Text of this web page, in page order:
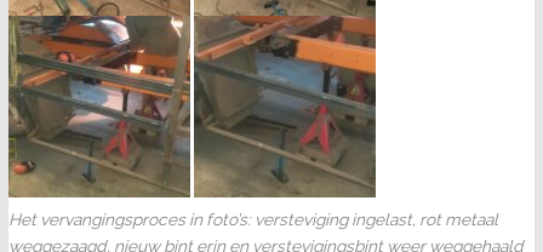
Het vervangingsproces in foto’s: versteviging ingelast, rot metaal
weggezaagd, nieuw bint erin en verstevigingsbint weer weggehaald